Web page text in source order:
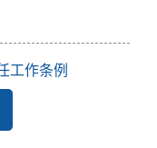
工作条例